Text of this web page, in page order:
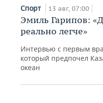
Спорт 13 авг, 07:00
Эмиль Гарипов:
реально легче»
Интервью с первым
который предпочел
океан
Общество
«Удивляют
«диванных
реплики
определитесь,
или монголы?»
13 авг, 07:00